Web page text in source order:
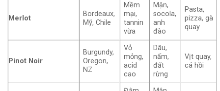
Merlot
Bordeaux,
Mỹ, Chile
Mềm
mại,
tannin
vừa
Mận,
socola,
anh
đào
Pasta,
pizza, gà
quay
Pinot Noir
Burgundy,
Oregon,
NZ
Vỏ
mỏng,
acid
cao
Dâu,
nấm,
đất
rừng
Vịt quay,
cá hồi